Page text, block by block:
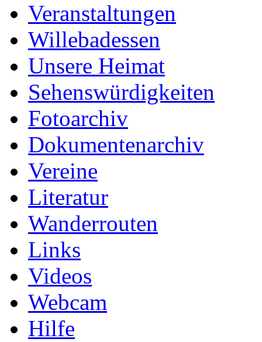
Veranstaltungen
Willebadessen
Unsere Heimat
Sehenswürdigkeiten
Fotoarchiv
Dokumentenarchiv
Vereine
Literatur
Wanderrouten
Links
Videos
Webcam
Hilfe